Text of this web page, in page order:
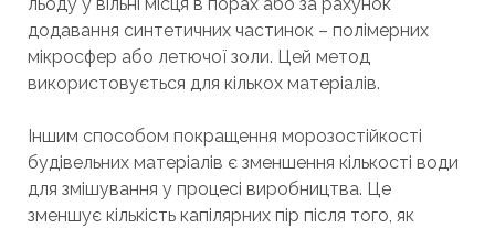
додавання синтетичних частинок – полімерних
мікросфер або летючої золи. Цей метод
використовується для кількох матеріалів.
Іншим способом покращення морозостійкості
будівельних матеріалів є зменшення кількості води
для змішування у процесі виробництва. Це
зменшує кількість капілярних пір після того, як